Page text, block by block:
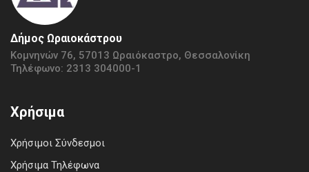
Δήμος Ωραιοκάστρου
Κομνηνών 76, 57013 Ωραιόκαστρο, Θεσσαλονίκη
Τηλέφωνο: 2313 304000-1
Χρήσιμα
Χρήσιμοι Σύνδεσμοι
Χρήσιμα Τηλέφωνα